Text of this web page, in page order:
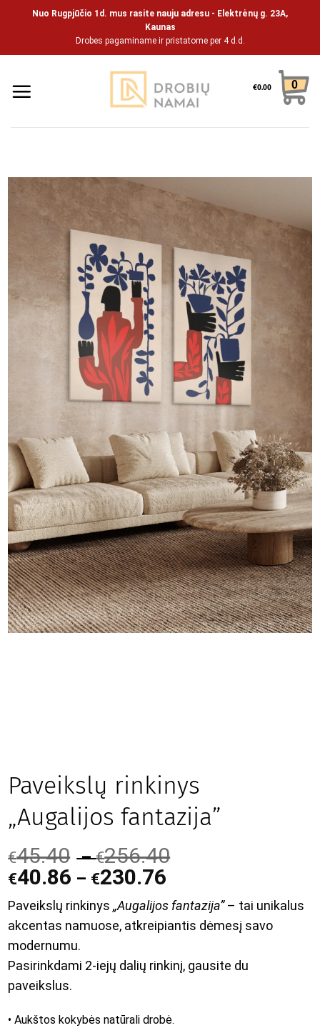
Nuo Rugpjūčio 1d. mus rasite nauju adresu - Elektrėnų g. 23A,
Kaunas
Drobes pagaminame ir pristatome per 4 d.d.
€0.00 0
Paveikslų rinkinys
„Augalijos fantazija”
€45.40 –€256.40
€40.86 – €230.76
Paveikslų rinkinys„Augalijos fantazija”– tai unikalus
akcentas namuose, atkreipiantis dėmesį savo
modernumu.
Pasirinkdami 2-iejų dalių rinkinį, gausite du
paveikslus.
• Aukštos kokybės natūrali drobė.